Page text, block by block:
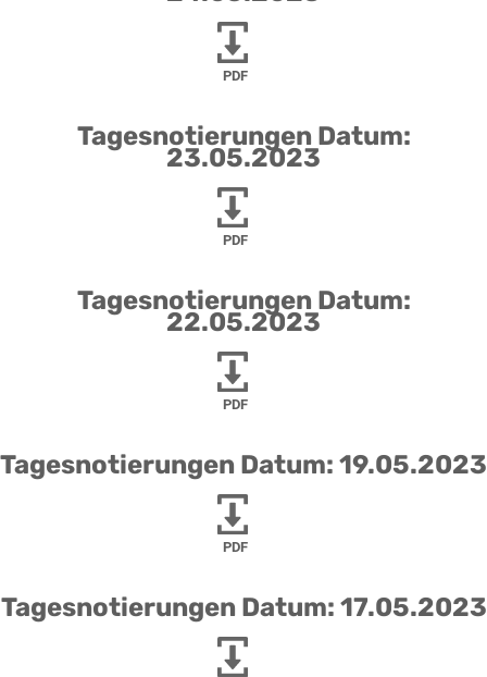
PDF
Tagesnotierungen Datum:
23.05.2023
PDF
Tagesnotierungen Datum:
22.05.2023
PDF
Tagesnotierungen Datum: 19.05.2023
PDF
Tagesnotierungen Datum: 17.05.2023